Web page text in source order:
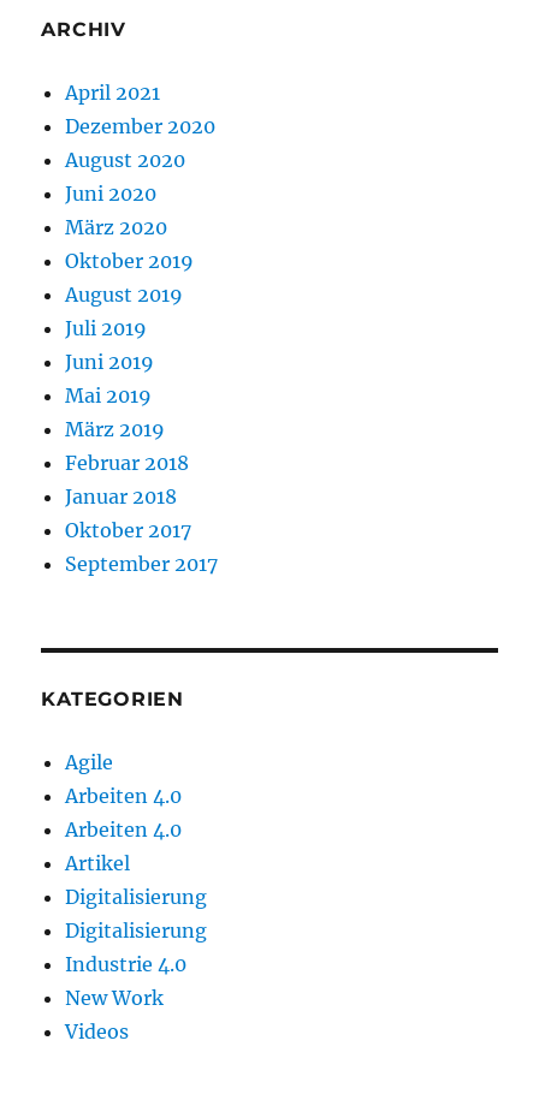
ARCHIV
April 2021
Dezember 2020
August 2020
Juni 2020
März 2020
Oktober 2019
August 2019
Juli 2019
Juni 2019
Mai 2019
März 2019
Februar 2018
Januar 2018
Oktober 2017
September 2017
KATEGORIEN
Agile
Arbeiten 4.0
Arbeiten 4.0
Artikel
Digitalisierung
Digitalisierung
Industrie 4.0
New Work
Videos